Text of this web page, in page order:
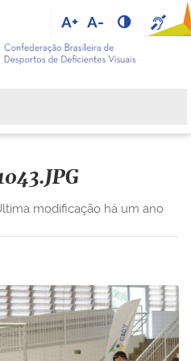
A+ A-
modificação há um ano